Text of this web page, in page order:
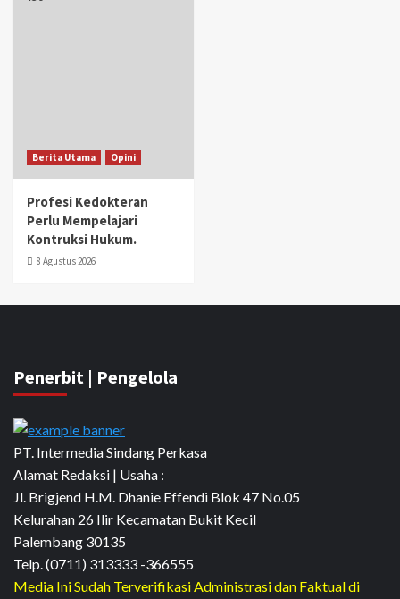
Berita Utama Opini
Profesi Kedokteran
Perlu Mempelajari
Kontruksi Hukum.
8 Agustus 2026
Penerbit | Pengelola
PT. Intermedia Sindang Perkasa
Alamat Redaksi | Usaha :
Jl. Brigjend H.M. Dhanie Effendi Blok 47 No.05
Kelurahan 26 Ilir Kecamatan Bukit Kecil
Palembang 30135
Telp. (0711) 313333 -366555
Media Ini Sudah Terverifikasi Administrasi dan Faktual di